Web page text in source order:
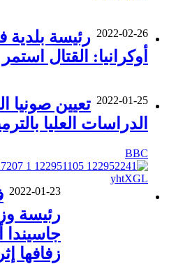
2022-02-26 رئيسة
أوكرانيا: القتال
2022-01-25 تعيين صونيا
الدراسات العليا
BBC
2022-01-23
رئيسة
زفافها